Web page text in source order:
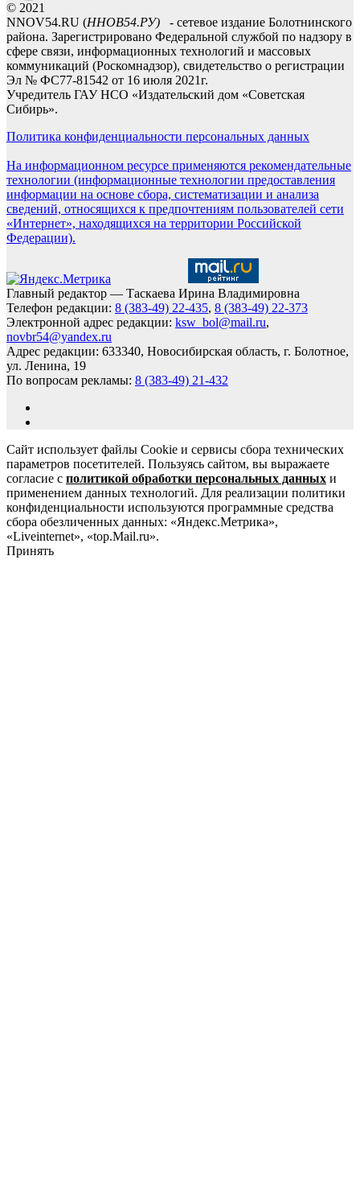
© 2021
NNOV54.RU (ННОВ54.РУ) - сетевое издание Болотнинского
района. Зарегистрировано Федеральной службой по надзору в
сфере связи, информационных технологий и массовых
коммуникаций (Роскомнадзор), свидетельство о регистрации
Эл № ФС77-81542 от 16 июля 2021г.
Учредитель ГАУ НСО «Издательский дом «Советская
Сибирь».
Политика конфиденциальности персональных данных
На информационном ресурсе применяются рекомендательные
технологии (информационные технологии предоставления
информации на основе сбора, систематизации и анализа
сведений, относящихся к предпочтениям пользователей сети
«Интернет», находящихся на территории Российской
Федерации).
Главный редактор — Таскаева Ирина Владимировна
Телефон редакции: 8 (383-49) 22-435, 8 (383-49) 22-373
Электронной адрес редакции: ksw_bol@mail.ru,
novbr54@yandex.ru
Адрес редакции: 633340, Новосибирская область, г. Болотное,
ул. Ленина, 19
По вопросам рекламы: 8 (383-49) 21-432
Сайт использует файлы Cookie и сервисы сбора технических
параметров посетителей. Пользуясь сайтом, вы выражаете
согласие с политикой обработки персональных данных и
применением данных технологий. Для реализации политики
конфиденциальности используются программные средства
сбора обезличенных данных: «Яндекс.Метрика»,
«Liveinternet», «top.Mail.ru».
Принять